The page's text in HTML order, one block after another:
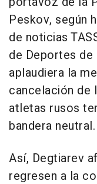
Peskov, según
de noticias
de Deportes de
aplaudiera la
cancelación de
atletas rusos
bandera neutral.
Así, Degtiarev
regresen a la